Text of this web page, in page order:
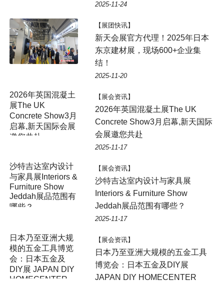
2025-11-24
【展团快讯】
新天会展官方代理！2025年日本
东京建材展，现场600+企业集
结！
2025-11-20
2026年英国混凝土
展The UK
Concrete Show3月
启幕,新天国际会展
邀您共赴
【展会资讯】
2026年英国混凝土展The UK
Concrete Show3月启幕,新天国际
会展邀您共赴
2025-11-17
沙特吉达室内设计
与家具展Interiors &
Furniture Show
Jeddah展品范围有
哪些？
【展会资讯】
沙特吉达室内设计与家具展
Interiors & Furniture Show
Jeddah展品范围有哪些？
2025-11-17
日本乃至亚洲大规
模的五金工具博览
会：日本五金及
DIY展 JAPAN DIY
HOMECENTER
【展会资讯】
日本乃至亚洲大规模的五金工具
博览会：日本五金及DIY展
JAPAN DIY HOMECENTER